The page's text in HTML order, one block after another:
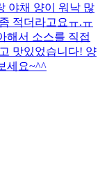
야채 양이 워낙 많
적더라고요ㅠ.ㅠ
해서 소스를 직접
맛있었습니다! 양
세요~^^